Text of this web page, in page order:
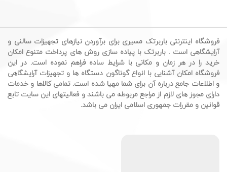
فروشگاه اینترنتی باربرتک مسیری برای برآوردن نیازهای تجهیزات سالنی و
آرایشگاهی است . باربرتک با پیاده سازی روش های پرداخت متنوع امکان
خرید را در هر زمان و مکانی با شرایط ساده فراهم نموده است. در این
فروشگاه امکان آشنایی با انواع گوناگون دستگاه ها و تجهیزات آرایشگاهی
و اطلاعات جامع درباره آن برای شما مهیا شده است. تمامی کالاها و خدمات
دارای مجوز های لازم از مراجع مربوطه می باشند و فعالیتهای این سایت تابع
قوانین و مقررات جمهوری اسلامی ایران می باشد.